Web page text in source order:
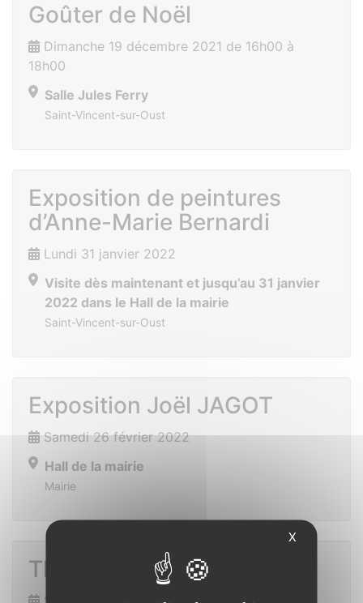
Goûter de Noël
Dimanche 19 décembre 2021 de 16h00 à
18h00
Salle Jules Ferry
Saint-Vincent-sur-Oust
Exposition de peintures
d’Anne-Marie Bernardi
Lundi 31 janvier 2022
Visite dès maintenant et jusqu’au 31 janvier
2022 dans le Hall de la mairie
Saint-Vincent-sur-Oust
Exposition Joël JAGOT
Samedi 26 février 2022
Hall de la mairie
Mairie
Théatre
X